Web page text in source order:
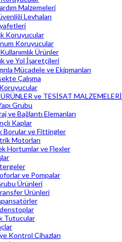
Malzemeleri
Levhaları
Koruyucular
Koruyucular
Ürünler
ve Yol İşaretçileri
Mücadele ve Ekipmanları
Çalışma
ve TESİSAT MALZEMELERİ
Grubu
ve Bağlantı Elemanları
Kaplar
Borular ve Fittingler
Motorları
Hortumlar ve Flexler
ve Pompalar
Ürünleri
Ürünleri
Tutucular
Kontrol Cihazları